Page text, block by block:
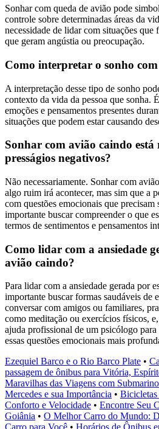
Sonhar com queda de avião pode
controle sobre determinadas áreas da
necessidade de lidar com situações que
que geram angústia ou preocupação.
Como interpretar o sonho
A interpretação desse tipo de sonho
contexto da vida da pessoa que sonha.
emoções e pensamentos presentes
situações que podem estar causando
Sonhar com avião caindo está
presságios negativos?
Não necessariamente. Sonhar com
algo ruim irá acontecer, mas sim que a
com questões emocionais que precisam
importante buscar compreender o que
termos de sentimentos e pensamentos
Como lidar com a ansiedade
avião caindo?
Para lidar com a ansiedade gerada por
importante buscar formas saudáveis de
conversar com amigos ou familiares,
como meditação ou exercícios físicos,
ajuda profissional de um psicólogo
essas questões emocionais mais
Ezequiel Barco e o Rio Barco Plate •
passagem de ônibus para Vitória,
Maravilhas das Viagens com
Mercedes e sua Importância • Bicicletas
Conforto e Velocidade • Encontre Seu
Goiânia • O Melhor Carro do Mundo: